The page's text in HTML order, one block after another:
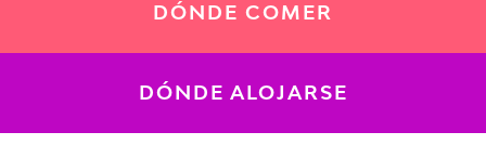
DÓNDE COMER
DÓNDE ALOJARSE